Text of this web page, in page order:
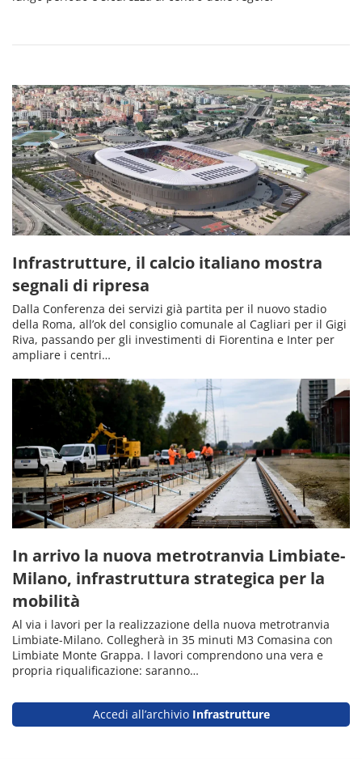
Infrastrutture, il calcio italiano mostra
segnali di ripresa
Dalla Conferenza dei servizi già partita per il nuovo stadio
della Roma, all’ok del consiglio comunale al Cagliari per il Gigi
Riva, passando per gli investimenti di Fiorentina e Inter per
ampliare i centri…
In arrivo la nuova metrotranvia Limbiate-
Milano, infrastruttura strategica per la
mobilità
Al via i lavori per la realizzazione della nuova metrotranvia
Limbiate-Milano. Collegherà in 35 minuti M3 Comasina con
Limbiate Monte Grappa. I lavori comprendono una vera e
propria riqualificazione: saranno…
Accedi all’archivio Infrastrutture